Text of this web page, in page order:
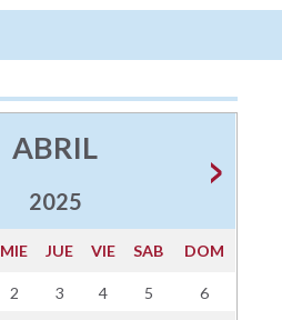
ABRIL
2025
MIE JUE VIE SAB DOM
2 3 4 5 6